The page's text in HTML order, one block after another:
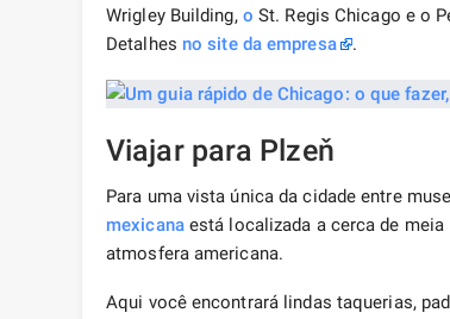
Wrigley Building, o St. Regis Chicago e o
Detalhes no site da empresa .
Viajar para Plzeň
Para uma vista única da cidade entre
mexicanaestá localizada a cerca de meia
atmosfera americana.
Aqui você encontrará lindas taquerias,